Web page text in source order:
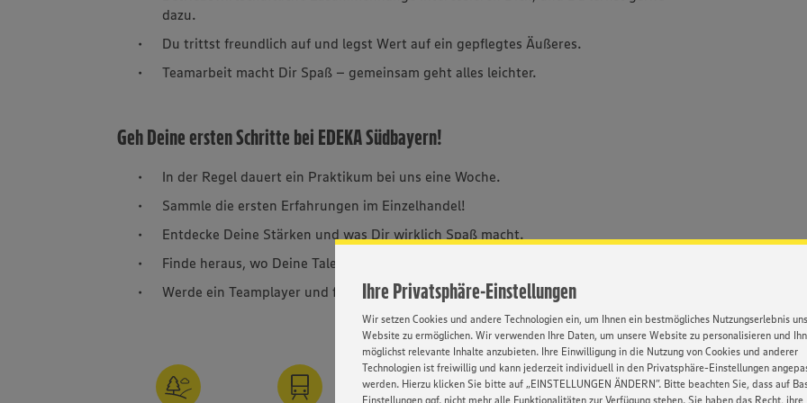
Ihre Privatsphäre-Einstellungen
Wir setzen Cookies und andere Technologien ein, um Ihnen ein bestmögliches Nutzungserlebnis
Website zu ermöglichen. Wir verwenden Ihre Daten, um unsere Website zu personalisieren und
möglichst relevante Inhalte anzubieten. Ihre Einwilligung in die Nutzung von Cookies und anderer
Technologien ist freiwillig und kann jederzeit individuell in den Privatsphäre-Einstellungen
werden. Hierzu klicken Sie bitte auf „EINSTELLUNGEN ÄNDERN”. Bitte beachten Sie, dass auf
Einstellungen ggf. nicht mehr alle Funktionalitäten zur Verfügung stehen. Sie haben das Recht, ihre
dazu.
Du trittst freundlich auf und legst Wert auf ein gepflegtes Äußeres.
Teamarbeit macht Dir Spaß – gemeinsam geht alles leichter.
Geh Deine ersten Schritte bei EDEKA Südbayern!
In der Regel dauert ein Praktikum bei uns eine Woche.
Sammle die ersten Erfahrungen im Einzelhandel!
Entdecke Deine Stärken und was Dir wirklich Spaß macht.
Finde heraus, wo Deine Talente liegen.
Werde ein Teamplayer und frag uns Löcher in den Bauch.